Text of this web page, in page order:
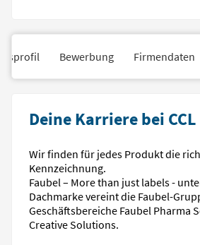
Bewerbung Firmendaten
Deine Karriere bei
Wir finden für jedes Produkt die
Kennzeichnung.
Faubel – More than just labels -
Dachmarke vereint die Faubel-
Geschäftsbereiche Faubel Pharma
Creative Solutions.